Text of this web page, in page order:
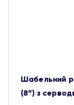
Шабельний
(8”) з